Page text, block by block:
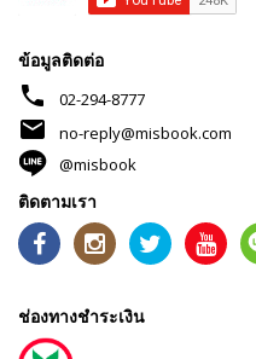
ข้อมูลติดต่อ
phone 02-294-8777
mail
no-reply@misbook.com
@misbook
ติดตามเรา
ช่องทางชำระเงิน